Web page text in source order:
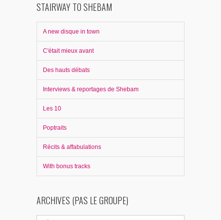
STAIRWAY TO SHEBAM
A new disque in town
C'était mieux avant
Des hauts débats
Interviews & reportages de Shebam
Les 10
Poptraits
Récits & affabulations
With bonus tracks
ARCHIVES (PAS LE GROUPE)